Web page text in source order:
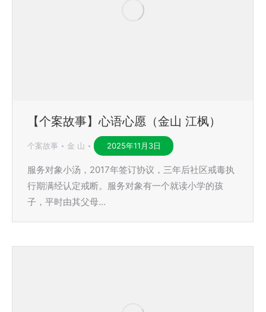
【个案故事】心语心愿（金山 江枫）
个案故事 金 山 2025年11月3日
服务对象小汤，2017年签订协议，三年后社区戒毒执
行期满经认定戒断。服务对象有一个就读小学的孩
子，平时由其父母…